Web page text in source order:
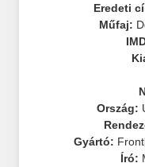
Eredeti
Műfaj:
Ország:
Gyártó:
Író: